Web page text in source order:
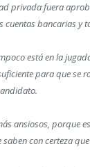
privada fuera
cuentas bancarias y
está en la
para que se
ansiosos, porque
con certeza